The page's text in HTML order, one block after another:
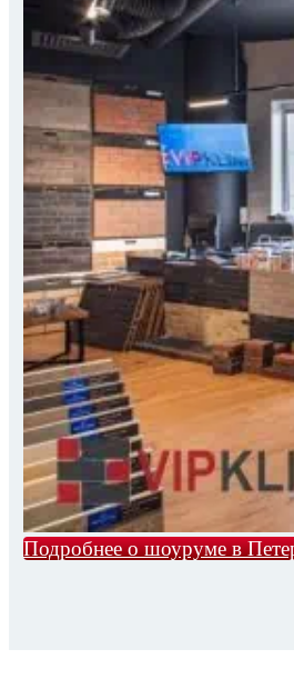
Подробнее о шоуруме в